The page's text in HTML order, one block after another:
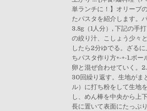
単ランチに！】オリーブ
たパスタを紹介します。
3.8g（1人分）, 下記の手
の絞り汁、こしょう少々
したら2分ゆでる。ざる
ちパスタ作り方+-+-1.ボ
卵と混ぜ合わせていく。
30回繰り返す。生地がま
ル）に打ち粉をして生地
し、めん棒を中央から上
長に置いて表面にたっぷ